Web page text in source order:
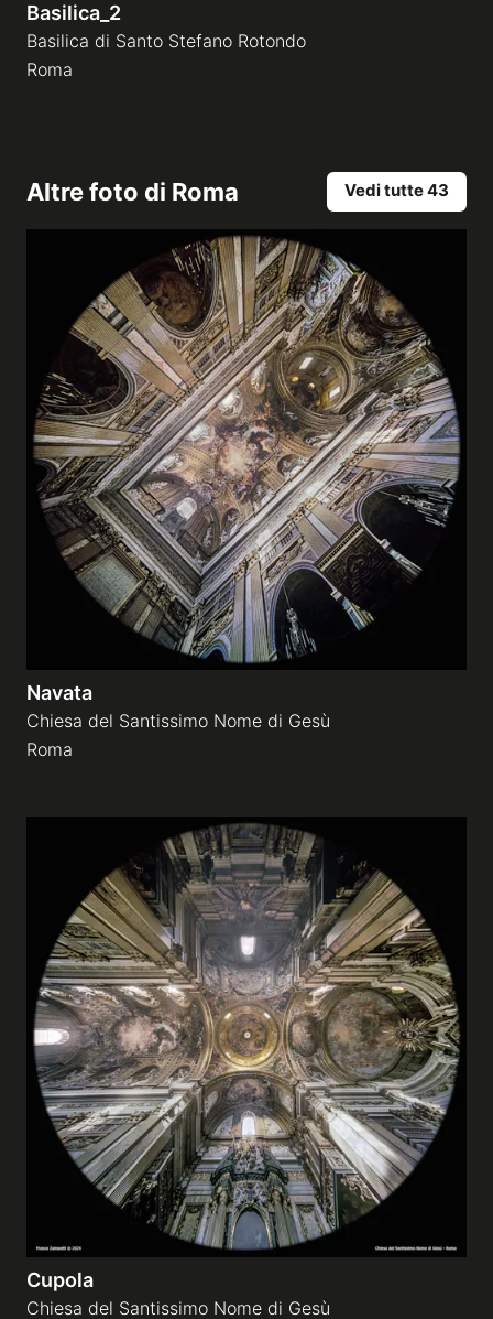
Basilica_2
Basilica di Santo Stefano Rotondo
Roma
Altre foto di Roma Vedi tutte 43
Navata
Chiesa del Santissimo Nome di Gesù
Roma
Cupola
Chiesa del Santissimo Nome di Gesù